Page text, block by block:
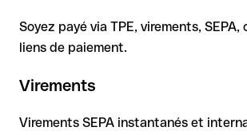
Soyez payé via TPE, virements, SEPA,
liens de paiement.
Virements
Virements SEPA instantanés et